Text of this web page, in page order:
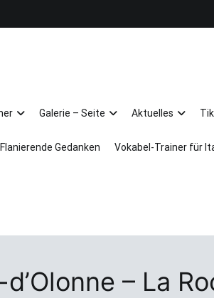
Galerie – Seite Aktuelles
Flanierende Gedanken Vokabel-Trainer für
– La